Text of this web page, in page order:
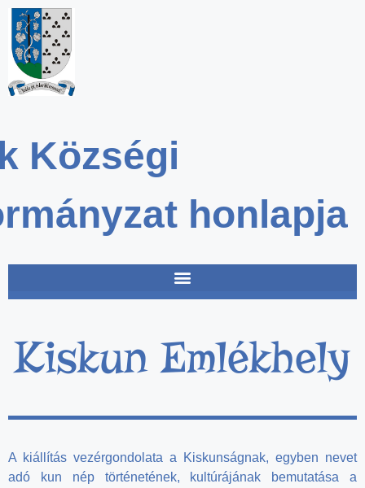
Községi
honlapja
Kiskun Emlékhely
A kiállítás vezérgondolata a Kiskunságnak, egyben nevet
adó kun nép történetének, kultúrájának bemutatása a